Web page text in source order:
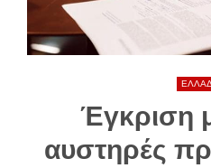
Έγκριση
αυστηρές